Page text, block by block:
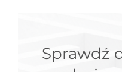
Sprawdź